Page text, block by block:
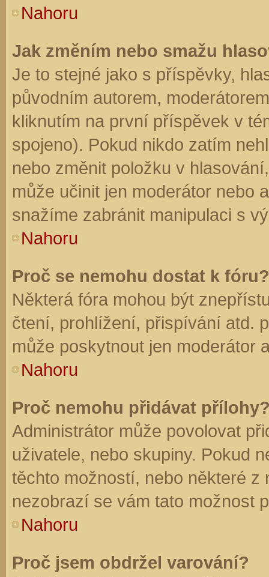
Nahoru
Jak změním nebo smažu
Je to stejné jako s příspěvky,
původním autorem,
kliknutím na první příspěvek v
spojeno). Pokud nikdo zatím
nebo změnit položku v
může učinit jen moderátor nebo
snažíme zabránit manipulaci s
Nahoru
Proč se nemohu dostat k fóru?
Některá fóra mohou být
čtení, prohlížení, přispívání atd.
může poskytnout jen moderátor
Nahoru
Proč nemohu přidávat
Administrátor může povolovat
uživatele, nebo skupiny. Pokud
těchto možností, nebo některé z
nezobrazí se vám tato možnost
Nahoru
Proč jsem obdržel varování?